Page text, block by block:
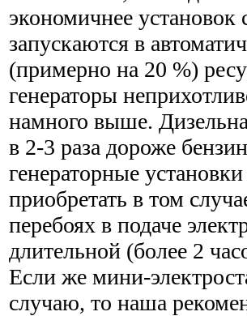
экономичнее
запускаются в
(примерно на 20 %)
генераторы
намного выше.
в 2-3 раза дороже
генераторные
приобретать в том
перебоях в подаче
длительной (более 2
Если же мини-
случаю, то наша